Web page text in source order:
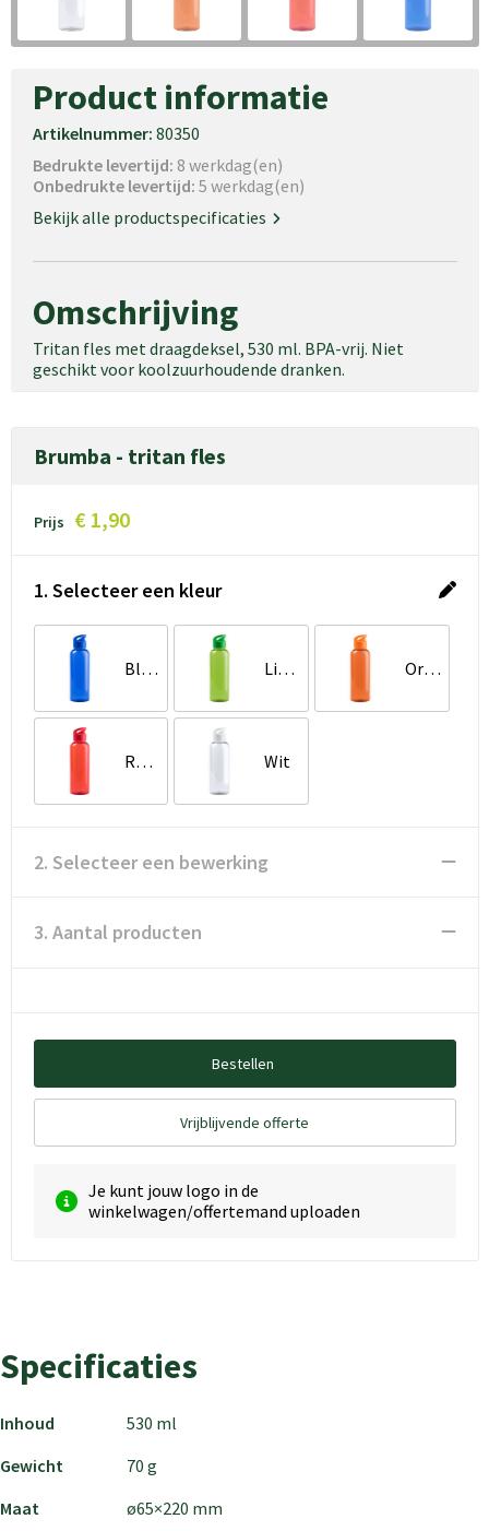
Product informatie
Artikelnummer: 80350
Bedrukte levertijd: 8 werkdag(en)
Onbedrukte levertijd: 5 werkdag(en)
Bekijk alle productspecificaties
Omschrijving
Tritan fles met draagdeksel, 530 ml. BPA-vrij. Niet
geschikt voor koolzuurhoudende dranken.
Brumba - tritan fles
Prijs € 1,90
1. Selecteer een kleur
Blauw Lime groen Oranje
Rood Wit
2. Selecteer een bewerking
3. Aantal producten
Bestellen
Vrijblijvende offerte
Je kunt jouw logo in de
winkelwagen/offertemand uploaden
Specificaties
Inhoud
530 ml
Gewicht
70 g
Maat
ø65×220 mm